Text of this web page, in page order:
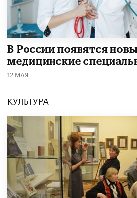
В России появятся
медицинские
12 МАЯ
КУЛЬТУРА